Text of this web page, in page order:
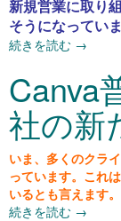
新規営業に取り
そうになってい
続きを読む →
Canva
社の新
いま、多くのクラ
っています。これ
いるとも言えます。
続きを読む →